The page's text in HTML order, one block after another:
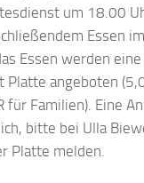
um 18.00
Essen
Essen werden
Platte angeboten
für Familien). Eine
bitte bei Ulla
Platte melden.